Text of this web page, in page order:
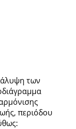
των
περιόδου